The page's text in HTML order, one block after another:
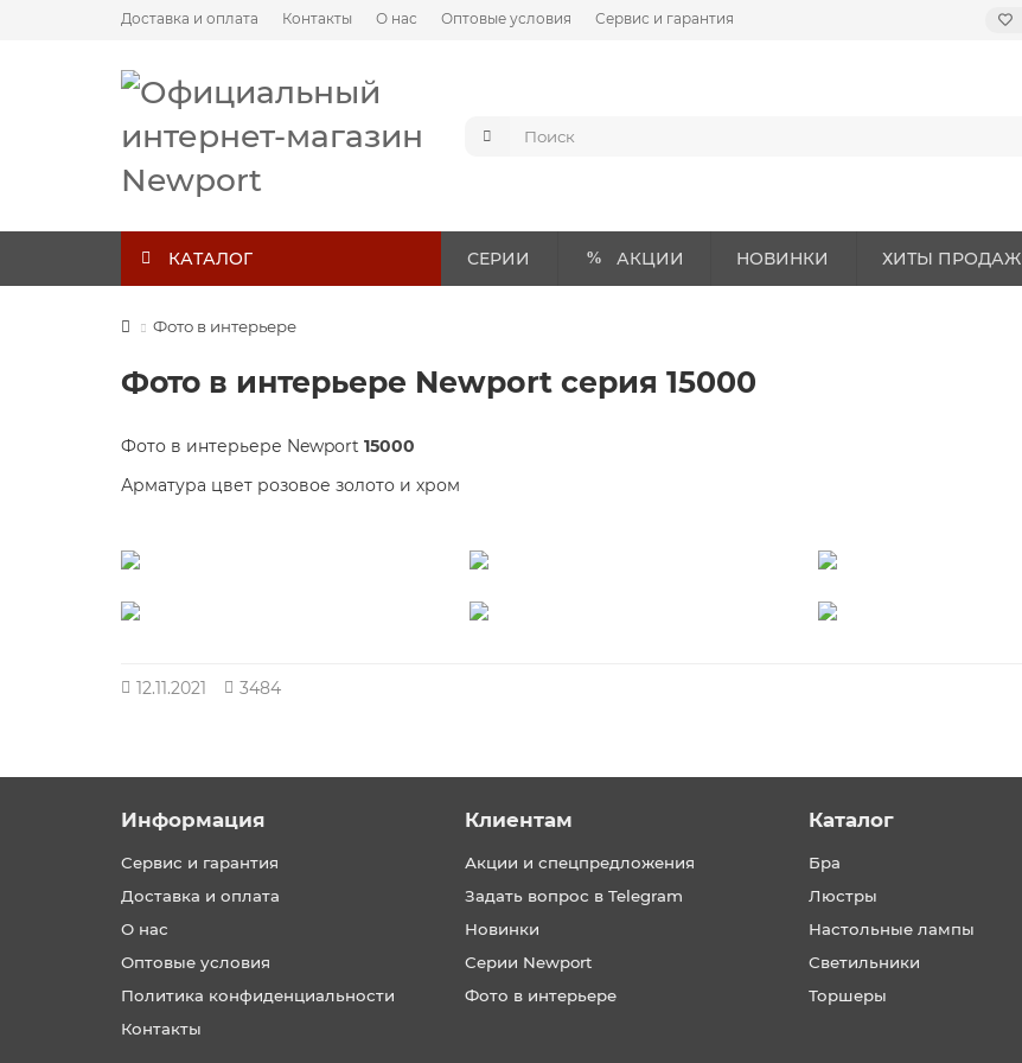
Доставка и оплата Контакты О нас Оптовые условия Сервис и гарантия
КАТАЛОГ СЕРИИ АКЦИИ НОВИНКИ ХИТЫ ПРОДАЖ
Фото в интерьере
Фото в интерьере Newport серия 15000
Фото в интерьере Newport 15000
Арматура цвет розовое золото и хром
12.11.2021 3484
Информация
Сервис и гарантия
Доставка и оплата
О нас
Оптовые условия
Политика конфиденциальности
Контакты
Клиентам
Акции и спецпредложения
Задать вопрос в Telegram
Новинки
Серии Newport
Фото в интерьере
Каталог
Бра
Люстры
Настольные лампы
Светильники
Торшеры